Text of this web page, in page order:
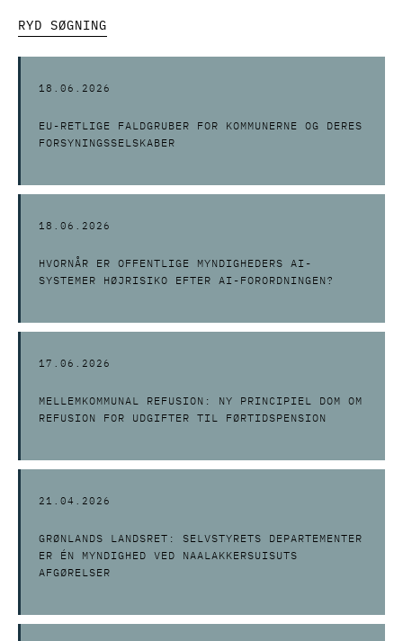
RYD SØGNING
18.06.2026
EU-RETLIGE FALDGRUBER FOR KOMMUNERNE OG DERES
FORSYNINGSSELSKABER
18.06.2026
HVORNÅR ER OFFENTLIGE MYNDIGHEDERS AI-
SYSTEMER HØJRISIKO EFTER AI-FORORDNINGEN?
17.06.2026
MELLEMKOMMUNAL REFUSION: NY PRINCIPIEL DOM OM
REFUSION FOR UDGIFTER TIL FØRTIDSPENSION
21.04.2026
GRØNLANDS LANDSRET: SELVSTYRETS DEPARTEMENTER
ER ÉN MYNDIGHED VED NAALAKKERSUISUTS
AFGØRELSER